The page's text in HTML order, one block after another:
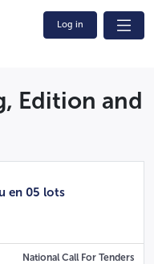
Log in
Edition and
en 05 lots
National Call For Tenders